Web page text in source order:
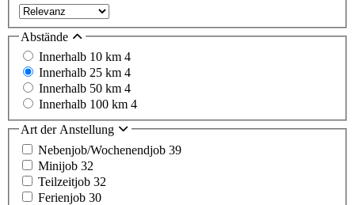
Abstände
Innerhalb 10 km 4
Innerhalb 25 km 4
Innerhalb 50 km 4
Innerhalb 100 km 4
Art der Anstellung
Nebenjob/Wochenendjob 39
Minijob 32
Teilzeitjob 32
Ferienjob 30